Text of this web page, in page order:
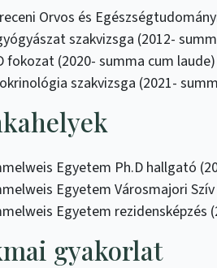
Orvos és
szakvizsga (2012-
fokozat (2020- summa cum laude)
szakvizsga (2021-
Egyetem Ph.D hallgató
Egyetem Városmajori
Egyetem rezidensképzés
gyakorlat